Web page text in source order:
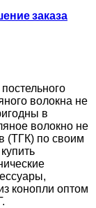
заказа
волокна не
в
волокно не
(ТГК) по своим
конопли оптом